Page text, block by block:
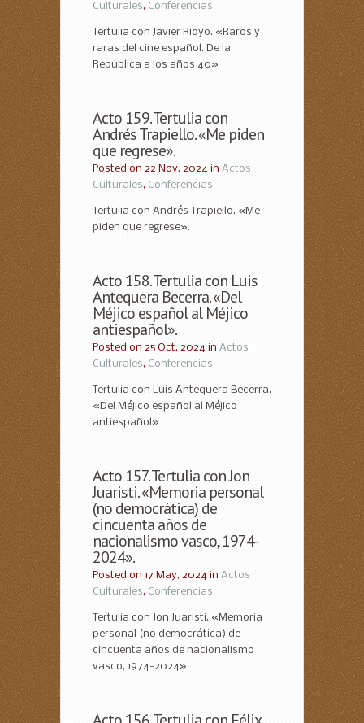
Culturales, Conferencias
Tertulia con Javier Rioyo. «Raros y
raras del cine español. De la
República a los años 40»
Acto 159. Tertulia con
Andrés Trapiello. «Me piden
que regrese».
Posted on 22 Nov, 2024 in Actos
Culturales, Conferencias
Tertulia con Andrés Trapiello. «Me
piden que regrese».
Acto 158. Tertulia con Luis
Antequera Becerra. «Del
Méjico español al Méjico
antiespañol».
Posted on 25 Oct, 2024 in Actos
Culturales, Conferencias
Tertulia con Luis Antequera Becerra.
«Del Méjico español al Méjico
antiespañol»
Acto 157. Tertulia con Jon
Juaristi. «Memoria personal
(no democrática) de
cincuenta años de
nacionalismo vasco, 1974-
2024».
Posted on 17 May, 2024 in Actos
Culturales, Conferencias
Tertulia con Jon Juaristi. «Memoria
personal (no democrática) de
cincuenta años de nacionalismo
vasco, 1974-2024».